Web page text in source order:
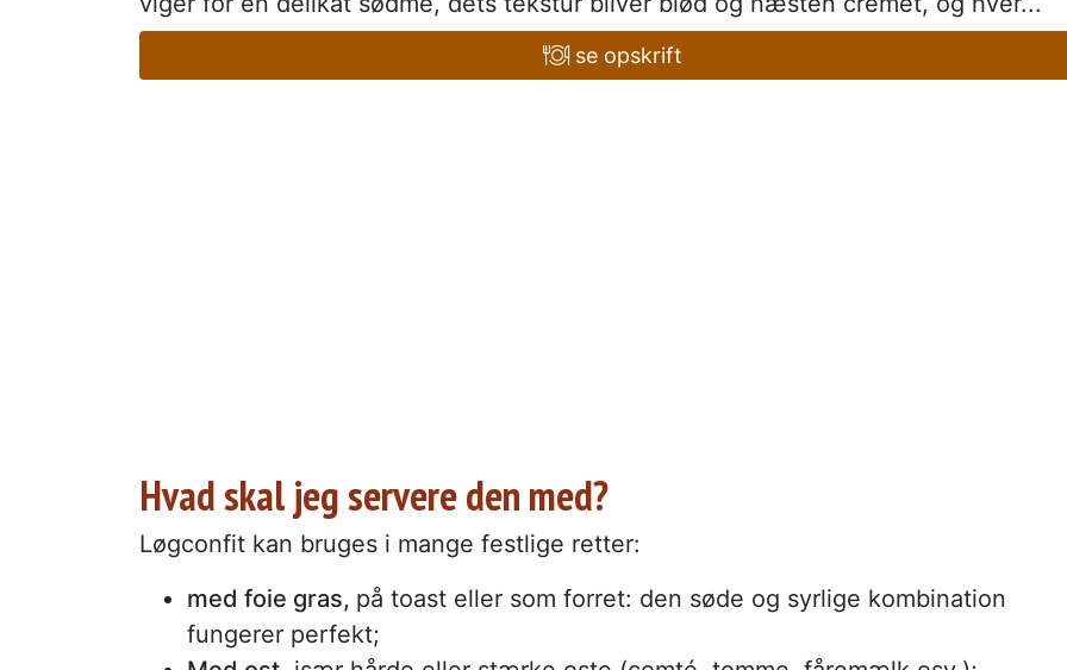
se opskrift
Hvad skal jeg servere den med?
Løgconfit kan bruges i mange festlige retter:
med foie gras, på toast eller som forret: den søde og syrlige kombination
fungerer perfekt;